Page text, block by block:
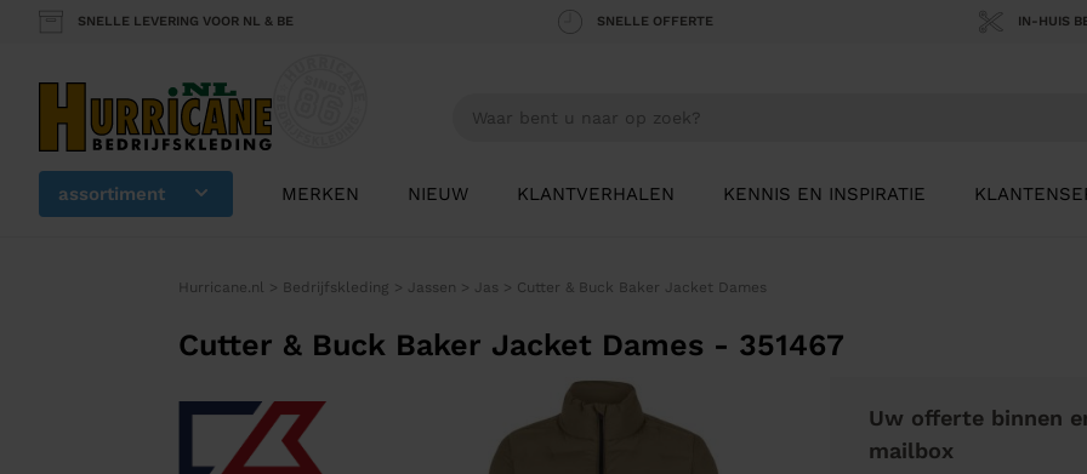
SNELLE LEVERING VOOR NL & BE SNELLE OFFERTE IN-HUIS
assortiment MERKEN NIEUW KLANTVERHALEN KENNIS EN INSPIRATIE
Hurricane.nl > Bedrijfskleding > Jassen > Jas > Cutter & Buck Baker Jacket Dames
Cutter & Buck Baker Jacket Dames - 351467
Uw offerte binnen
mailbox